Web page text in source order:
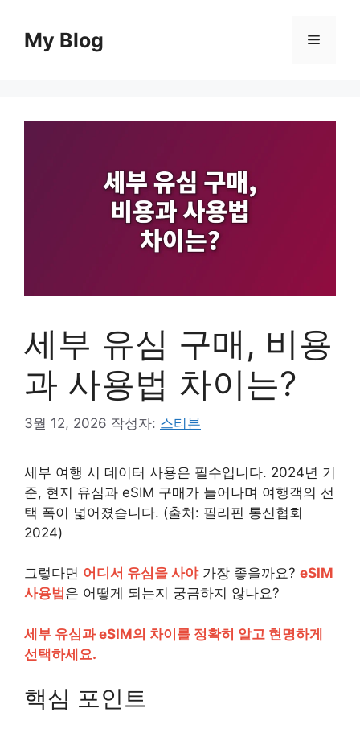
My Blog 메
세부 유심 구매, 비용
과 사용법 차이는?
3월 12, 2026 작성자: 스티븐
세부 여행 시 데이터 사용은 필수입니다. 2024년 기
준, 현지 유심과 eSIM 구매가 늘어나며 여행객의 선
택 폭이 넓어졌습니다. (출처: 필리핀 통신협회
2024)
그렇다면 어디서 유심을 사야가장 좋을까요? eSIM
사용법 은 어떻게 되는지 궁금하지 않나요?
세부 유심과 eSIM의 차이를 정확히 알고 현명하게
선택하세요.
핵심 포인트